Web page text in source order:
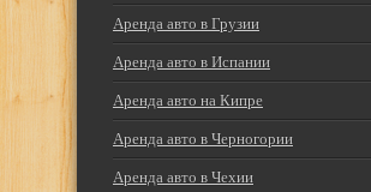
Аренда авто в Грузии
Аренда авто в Испании
Аренда авто на Кипре
Аренда авто в Черногории
Аренда авто в Чехии